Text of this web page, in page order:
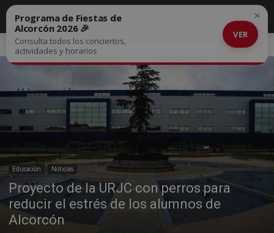
Inicio Educación
Educación Noticias
Proyecto de la URJC con perros para
reducir el estrés de los alumnos de
Alcorcón
Programa de Fiestas de
Alcorcón 2026 🎉
Consulta todos los conciertos,
actividades y horarios
VER
×